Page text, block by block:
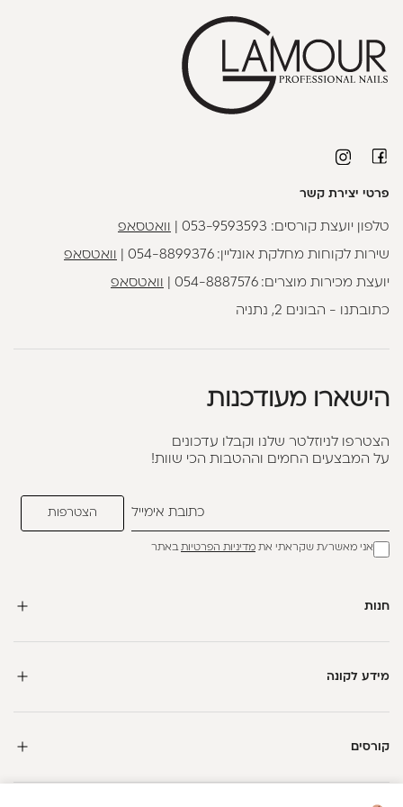
פרטי יצירת קשר
טלפון יועצת קורסים: 053-9593593 וואטסאפ
שירות לקוחות מחלקת אונליין:054-8899376 וואטסאפ
יועצת מכירות מוצרים:054-8887576 וואטסאפ
כתובתנו - הבונים 2, נתניה
הישארו מעודכנות
הצטרפו לניוזלטר שלנו וקבלו עדכונים
על המבצעים החמים וההטבות הכי שוות!
אני מאשר/ת שקראתי את מדיניות הפרטיותבאתר
חנות
מידע לקונה
קורסים